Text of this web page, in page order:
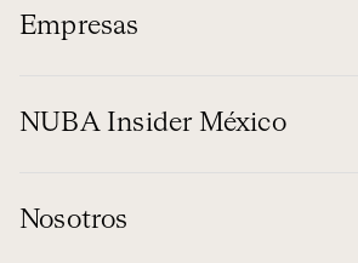
Empresas
NUBA Insider México
Nosotros